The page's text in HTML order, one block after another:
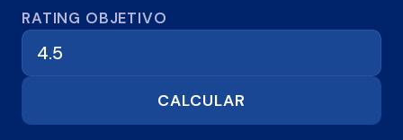
RATING OBJETIVO
CALCULAR